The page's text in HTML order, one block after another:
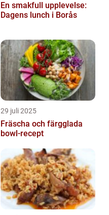
En smakfull upplevelse:
Dagens lunch i Borås
29 juli 2025
Fräscha och färgglada
bowl-recept